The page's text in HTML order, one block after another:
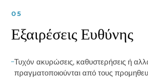
05
Εξαιρέσεις Ευθύνης
Τυχόν ακυρώσεις, καθυστερήσεις ή
πραγματοποιούνται από τους